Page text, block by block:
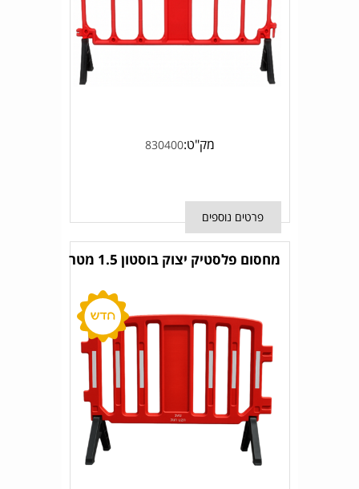
מק"ט:830400
פרטים נוספים
מחסום פלסטיק יצוק בוסטון 1.5 מטר